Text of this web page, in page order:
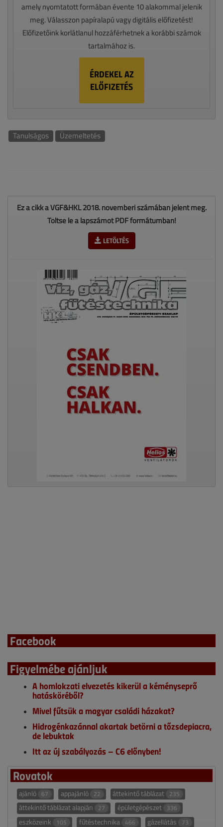
amely nyomtatott formában évente 10 alakommal jelenik
meg. Válasszon papíralapú vagy digitális előfizetést!
Előfizetőink korlátlanul hozzáférhetnek a korábbi számok
tartalmához is.
ÉRDEKEL AZ
ELŐFIZETÉS
Tanulságos Üzemeltetés
Ez a cikk a VGF&HKL 2018. novemberi számában jelent meg.
Töltse le a lapszámot PDF formátumban!
LETÖLTÉS
Facebook
Figyelmébe ajánljuk
A homlokzati elvezetés kikerül a kéményseprő
hatásköréből?
Mivel fűtsük a magyar családi házakat?
Hidrogénkazánnal akartak betörni a tőzsdepiacra,
de lebuktak
Itt az új szabályozás – C6 előnyben!
Rovatok
ajánló 67 appajánló 22 áttekintő táblázat 235
áttekintő táblázat alapján 27 épületgépészet 336
eszközeink 105 fűtéstechnika 466 gázellátás 73